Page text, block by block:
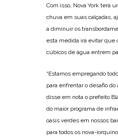
Com isso, Nova York terá
chuva em suas calçadas,
a diminuir os
esta medida irá evitar que
cúbicos de água entrem
“Estamos empregando
para enfrentar o desafio
disse em nota o prefeito
do maior programa de
oásis verdes em nossos
para todos os nova-